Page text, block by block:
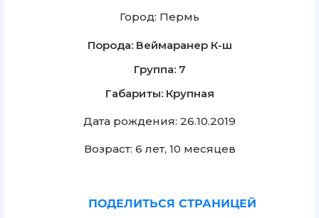
Город: Пермь
Порода: Веймаранер К-ш
Группа: 7
Габариты: Крупная
Дата рождения: 26.10.2019
Возраст: 6 лет, 10 месяцев
ПОДЕЛИТЬСЯ СТРАНИЦЕЙ